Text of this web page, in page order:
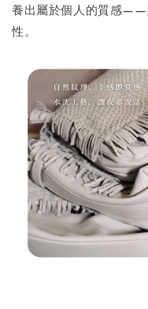
養出屬於個人的質感——
性。